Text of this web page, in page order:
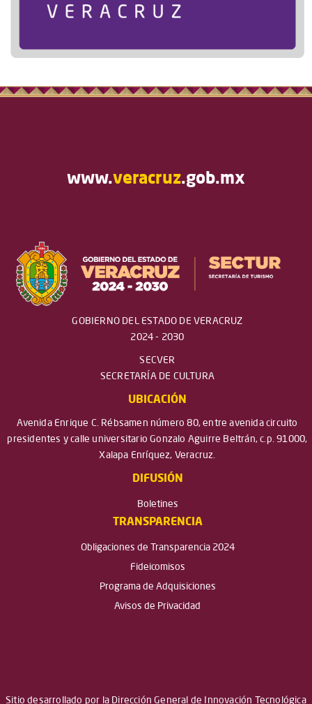
www.veracruz.gob.mx
GOBIERNO DEL ESTADO DE VERACRUZ
2024 - 2030
SECVER
SECRETARÍA DE CULTURA
UBICACIÓN
Avenida Enrique C. Rébsamen número 80, entre avenida circuito
presidentes y calle universitario Gonzalo Aguirre Beltrán, c.p. 91000,
Xalapa Enríquez, Veracruz.
DIFUSIÓN
Boletines
TRANSPARENCIA
Obligaciones de Transparencia 2024
Fideicomisos
Programa de Adquisiciones
Avisos de Privacidad
Sitio desarrollado por la Dirección General de Innovación Tecnológica